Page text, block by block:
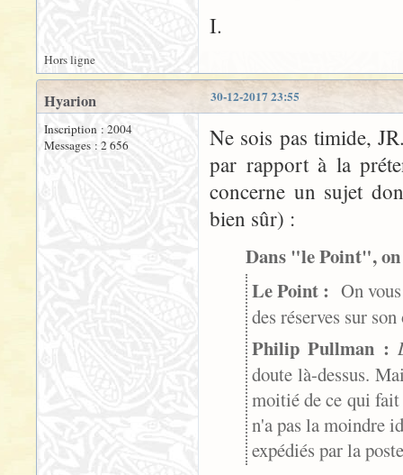
I.
Hors ligne
30-12-2017 23:55
Hyarion
Inscription : 2004
Messages : 2 656
Ne sois pas timide,
par rapport à la
concerne un sujet
bien sûr) :
Dans "le Point",
Le Point : On
des réserves sur
Philip Pullman :
doute là-dessus.
moitié de ce qui
n'a pas la moindre
expédiés par la